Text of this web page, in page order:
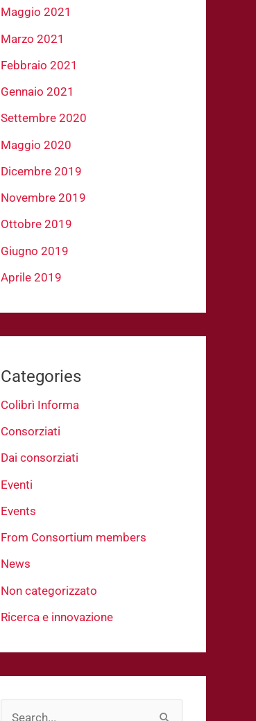
Maggio 2021
Marzo 2021
Febbraio 2021
Gennaio 2021
Settembre 2020
Maggio 2020
Dicembre 2019
Novembre 2019
Ottobre 2019
Giugno 2019
Aprile 2019
Categories
Colibrì Informa
Consorziati
Dai consorziati
Eventi
Events
From Consortium members
News
Non categorizzato
Ricerca e innovazione